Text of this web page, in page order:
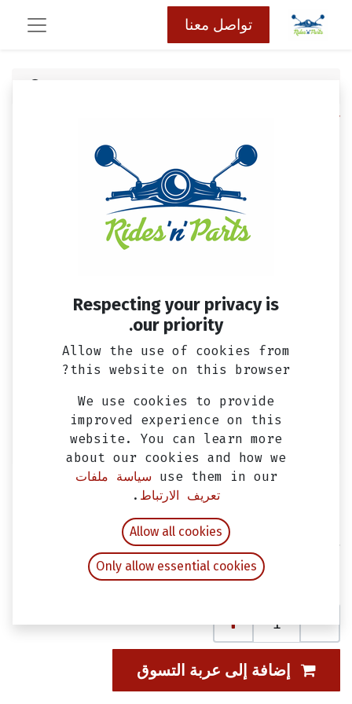
تواصل معنا
كافة المنتجات
2 & جيت 4 (سلك)
EGP شامل ضريبة القيمة المضافة
إضافة إلى عربة التسوق
Respecting your privacy is
our priority.
Allow the use of cookies from
this website on this browser?
We use cookies to provide
improved experience on this
website. You can learn more
about our cookies and how we
use them in our سياسة ملفات
تعريف الارتباط .
Allow all cookies
Only allow essential cookies